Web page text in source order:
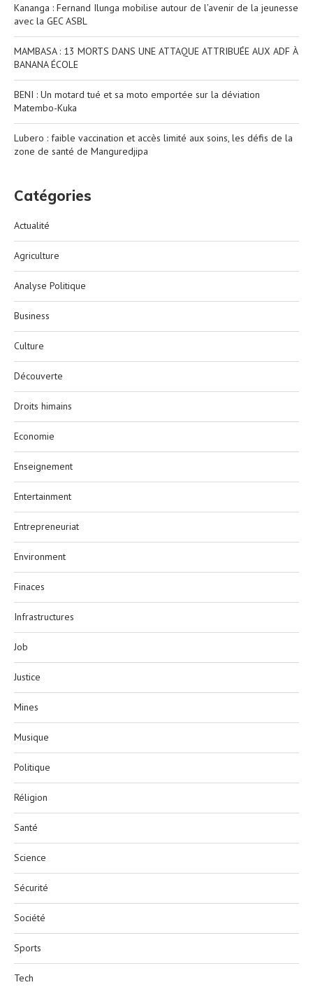
Kananga : Fernand Ilunga mobilise autour de l’avenir de la jeunesse
avec la GEC ASBL
MAMBASA : 13 MORTS DANS UNE ATTAQUE ATTRIBUÉE AUX ADF À
BANANA ÉCOLE
BENI : Un motard tué et sa moto emportée sur la déviation
Matembo-Kuka
Lubero : faible vaccination et accès limité aux soins, les défis de la
zone de santé de Manguredjipa
Catégories
Actualité
Agriculture
Analyse Politique
Business
Culture
Découverte
Droits himains
Economie
Enseignement
Entertainment
Entrepreneuriat
Environment
Finaces
Infrastructures
Job
Justice
Mines
Musique
Politique
Réligion
Santé
Science
Sécurité
Société
Sports
Tech